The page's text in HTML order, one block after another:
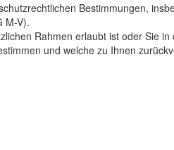
Bestimmungen,
M-V).
Rahmen erlaubt ist oder Sie in
und welche zu Ihnen